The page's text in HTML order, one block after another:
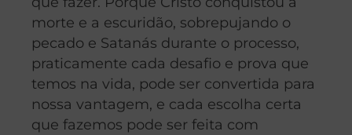
morte e a escuridão, sobrepujando o
pecado e Satanás durante o processo,
praticamente cada desafio e prova que
temos na vida, pode ser convertida para
nossa vantagem, e cada escolha certa
que fazemos pode ser feita com